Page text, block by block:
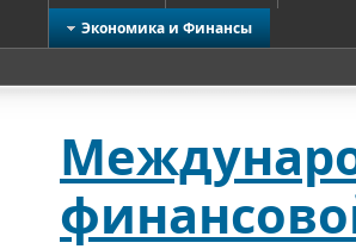
Экономика и Финансы